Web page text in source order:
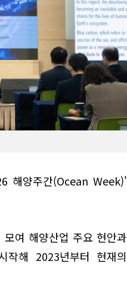
해양주간(Ocean Week)'
여 해양산업 주요 현안과
작해 2023년부터 현재의